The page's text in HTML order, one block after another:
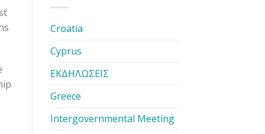
Croatia
Cyprus
ΕΚΔΗΛΩΣΕΙΣ
Greece
Intergovernmental Meeting